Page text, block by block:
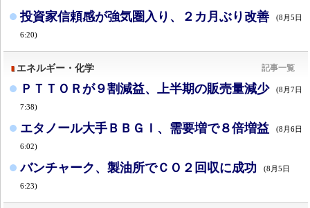
投資家信頼感が強気圏入り、２カ月ぶり改善 (8月5日
6:20)
エネルギー・化学 記事一覧
ＰＴＴＯＲが９割減益、上半期の販売量減少 (8月7日
7:38)
エタノール大手ＢＢＧＩ、需要増で８倍増益 (8月6日
6:02)
バンチャーク、製油所でＣＯ２回収に成功 (8月5日
6:23)